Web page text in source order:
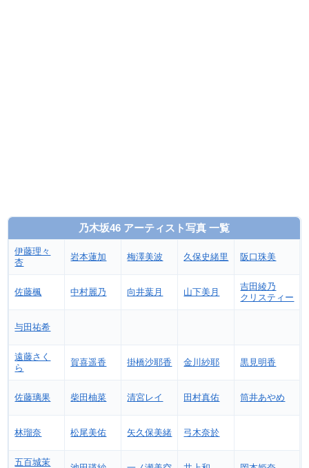
乃木坂46 アーティスト写真 一覧
伊藤理々
杏
岩本蓮加 梅澤美波 久保史緒里 阪口珠美
佐藤楓 中村麗乃 向井葉月 山下美月
吉田綾乃
クリスティー
与田祐希
遠藤さく
ら
賀喜遥香 掛橋沙耶香 金川紗耶 黒見明香
佐藤璃果 柴田柚菜 清宮レイ 田村真佑 筒井あやめ
林瑠奈 松尾美佑 矢久保美緒 弓木奈於
五百城茉